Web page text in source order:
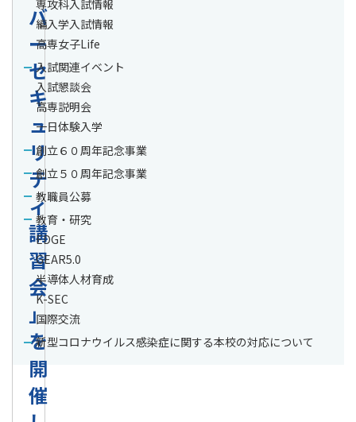
バ
ー
セ
キ
ュ
リ
テ
ィ
講
習
会
」
を
開
催
専攻科入試情報
編入学入試情報
高専女子Life
入試関連イベント
入試懇談会
高専説明会
一日体験入学
創立６０周年記念事業
創立５０周年記念事業
教職員公募
教育・研究
EDGE
GEAR5.0
半導体人材育成
K-SEC
国際交流
新型コロナウイルス感染症に関する本校の対応について